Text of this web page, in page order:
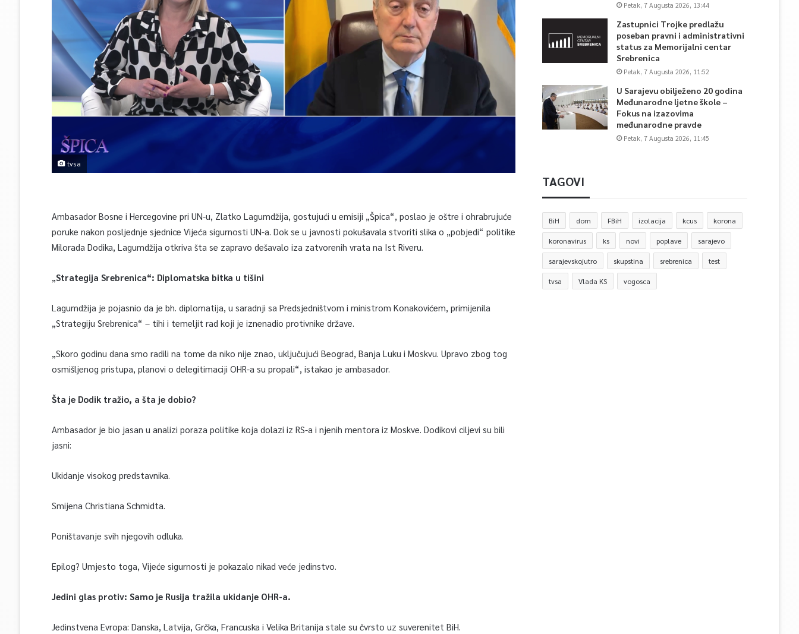
tvsa
Ambasador Bosne i Hercegovine pri UN-u, Zlatko Lagumdžija, gostujući u emisiji „Špica“, poslao je oštre i ohrabrujuće
poruke nakon posljednje sjednice Vijeća sigurnosti UN-a. Dok se u javnosti pokušavala stvoriti slika o „pobjedi“ politike
Milorada Dodika, Lagumdžija otkriva šta se zapravo dešavalo iza zatvorenih vrata na Ist Riveru.
„Strategija Srebrenica“: Diplomatska bitka u tišini
Lagumdžija je pojasnio da je bh. diplomatija, u saradnji sa Predsjedništvom i ministrom Konakovićem, primijenila
„Strategiju Srebrenica“ – tihi i temeljit rad koji je iznenadio protivnike države.
„Skoro godinu dana smo radili na tome da niko nije znao, uključujući Beograd, Banja Luku i Moskvu. Upravo zbog tog
osmišljenog pristupa, planovi o delegitimaciji OHR-a su propali“, istakao je ambasador.
Šta je Dodik tražio, a šta je dobio?
Ambasador je bio jasan u analizi poraza politike koja dolazi iz RS-a i njenih mentora iz Moskve. Dodikovi ciljevi su bili
jasni:
Ukidanje visokog predstavnika.
Smijena Christiana Schmidta.
Poništavanje svih njegovih odluka.
Epilog? Umjesto toga, Vijeće sigurnosti je pokazalo nikad veće jedinstvo.
Jedini glas protiv: Samo je Rusija tražila ukidanje OHR-a.
Jedinstvena Evropa: Danska, Latvija, Grčka, Francuska i Velika Britanija stale su čvrsto uz suverenitet BiH.
Petak, 7 Augusta 2026, 13:44
Zastupnici Trojke predlažu
poseban pravni i administrativni
status za Memorijalni centar
Srebrenica
Petak, 7 Augusta 2026, 11:52
U Sarajevu obilježeno 20 godina
Međunarodne ljetne škole –
Fokus na izazovima
međunarodne pravde
Petak, 7 Augusta 2026, 11:45
TAGOVI
BiH dom FBiH izolacija kcus korona
koronavirus ks novi poplave sarajevo
sarajevskojutro skupstina srebrenica test
tvsa Vlada KS vogosca